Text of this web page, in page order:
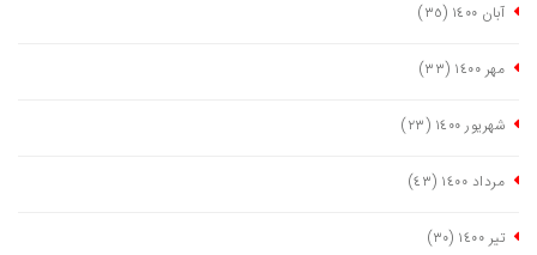
آبان ١٤٠٠ (٣٥)
مهر ١٤٠٠ (٣٣)
شهریور ١٤٠٠ (٢٣)
مرداد ١٤٠٠ (٤٣)
تیر ١٤٠٠ (٣٠)